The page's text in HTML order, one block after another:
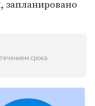
запланировано
срока